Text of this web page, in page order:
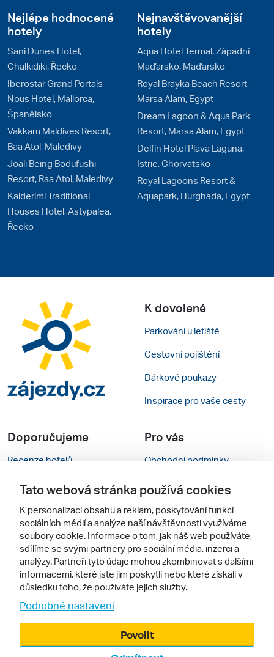
Nejlépe hodnocené
hotely
Sani Dunes Hotel,
Chalkidiki, Řecko
Iberostar Grand Portals
Nous Hotel, Mallorca,
Španělsko
Vakkaru Maldives Resort,
Baa Atol, Maledivy
Joali Being Bodufushi
Resort, Raa Atol, Maledivy
Kalderimi Traditional
Houses Hotel, Astypalea,
Řecko
Nejnavštěvovanější
hotely
Aqua Hotel Termal, Západní
Maďarsko, Maďarsko
Royal Brayka Beach Resort,
Marsa Alam, Egypt
Dream Lagoon & Aqua Park
Resort, Marsa Alam, Egypt
Delfin Hotel Plava Laguna,
Istrie, Chorvatsko
Royal Lagoons Resort &
Aquapark, Hurghada, Egypt
K dovolené
Parkování u letiště
Cestovní pojištění
Dárkové poukazy
Inspirace pro vaše cesty
Doporučujeme
Recenze hotelů
Rady na cestu
Cestovní kanceláře
Zájazdy.sk
Pro vás
Obchodní podmínky
Kontakty
Nastavení cookies
Verze webu pro PC
Sledujte nás
Tato webová stránka používá cookies
K personalizaci obsahu a reklam, poskytování funkcí
sociálních médií a analýze naší návštěvnosti využíváme
soubory cookie. Informace o tom, jak náš web používáte,
sdílíme se svými partnery pro sociální média, inzerci a
analýzy. Partneři tyto údaje mohou zkombinovat s dalšími
informacemi, které jste jim poskytli nebo které získali v
důsledku toho, že používáte jejich služby.
Podrobné nastavení
Povolit